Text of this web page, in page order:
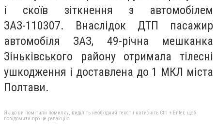
і скоїв зіткнення з автомобілем
ЗАЗ-110307. Внаслідок ДТП пасажир
автомобіля ЗАЗ, 49-річна мешканка
Зіньківського району отримала тілесні
ушкодження і доставлена до 1 МКЛ міста
Полтави.
Якщо ви помітили помилку, виділіть необхідний текст і натисніть Ctrl + Enter, щоб
повідомити про це редакцію